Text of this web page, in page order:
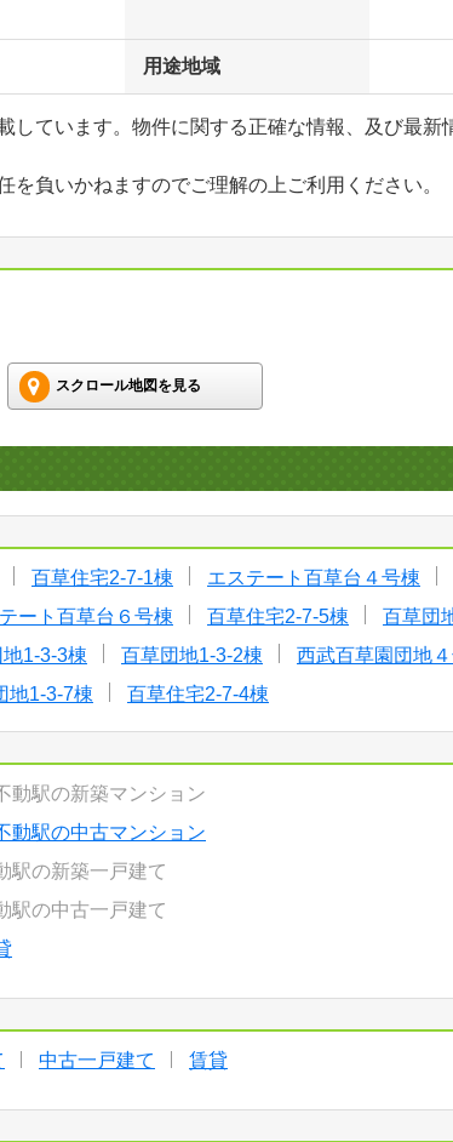
用途地域
しています。物件に関する正確な情報、及び最
負いかねますのでご理解の上ご利用ください。
スクロール地図を見る
百草住宅2-7-1棟 エステート百草台４号棟
ート百草台６号棟 百草住宅2-7-5棟
百草団
1-3-3棟 百草団地1-3-2棟 西武百草園団地
地1-3-7棟 百草住宅2-7-4棟
動駅の新築マンション
動駅の中古マンション
駅の新築一戸建て
駅の中古一戸建て
中古一戸建て 賃貸